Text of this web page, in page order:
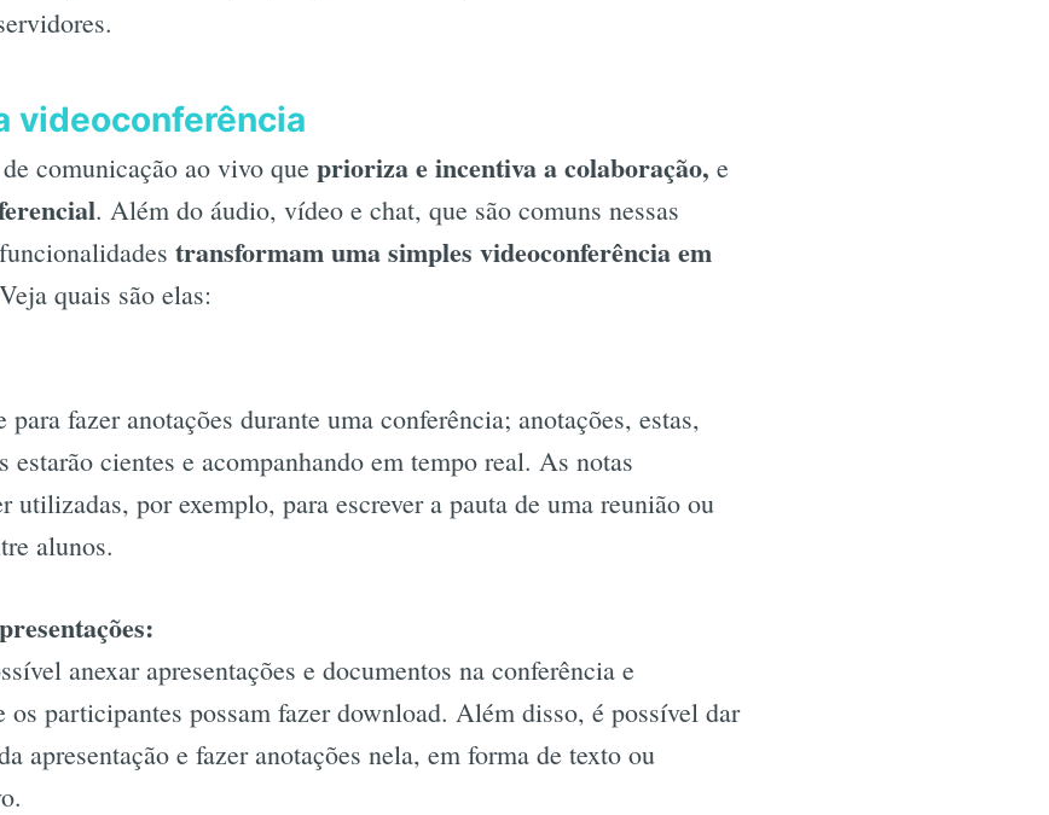
videoconferência
comunicação ao vivo que prioriza e incentiva a colaboração, e
. Além do áudio, vídeo e chat, que são comuns nessas
transformam uma simples videoconferência em
Veja quais são elas:
fazer anotações durante uma conferência; anotações, estas,
estarão cientes e acompanhando em tempo real. As notas
utilizadas, por exemplo, para escrever a pauta de uma reunião ou
alunos.
anexar apresentações e documentos na conferência e
participantes possam fazer download. Além disso, é possível dar
apresentação e fazer anotações nela, em forma de texto ou